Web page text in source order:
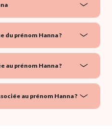
du prénom Hanna ?
au prénom Hanna ?
au prénom Hanna ?